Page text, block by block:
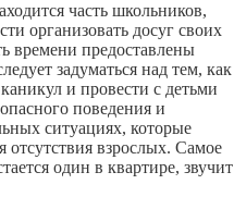
часть школьников,
организовать досуг своих
времени предоставлены
задуматься над тем, как
и провести с детьми
поведения и
ситуациях, которые
отсутствия взрослых. Самое
один в квартире, звучит